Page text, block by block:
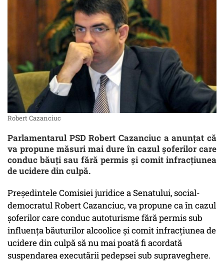
Robert Cazanciuc
Parlamentarul PSD Robert Cazanciuc a anunţat că
va propune măsuri mai dure în cazul şoferilor care
conduc băuţi sau fără permis şi comit infracţiunea
de ucidere din culpă.
Preşedintele Comisiei juridice a Senatului, social-
democratul Robert Cazanciuc, va propune ca în cazul
şoferilor care conduc autoturisme fără permis sub
influenţa băuturilor alcoolice şi comit infracţiunea de
ucidere din culpă să nu mai poată fi acordată
suspendarea executării pedepsei sub supraveghere.